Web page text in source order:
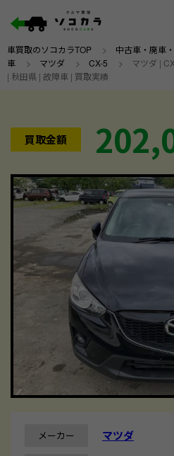
車買取のソコカラTOP > 中古車・廃車
車 > マツダ > CX-5 > マツダ |
| 秋田県 | 故障車 | 買取実績
買取金額
メーカー マツダ